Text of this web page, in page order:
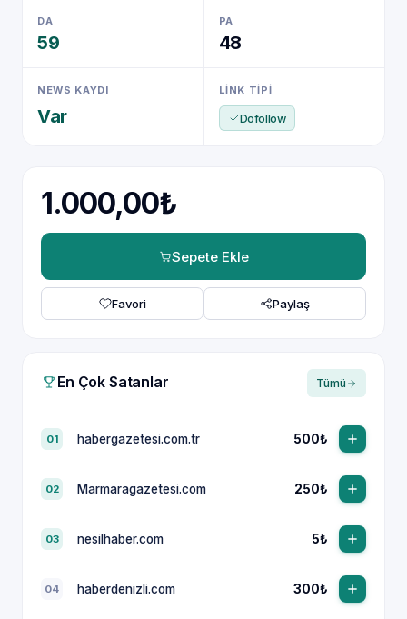
DA
59
PA
48
NEWS KAYDI
Var
LINK TIPI
Dofollow
1.000,00₺
Sepete Ekle
Favori Paylaş
En Çok Satanlar Tümü
01 habergazetesi.com.tr 500₺
02 Marmaragazetesi.com 250₺
03 nesilhaber.com 5₺
04 haberdenizli.com 300₺